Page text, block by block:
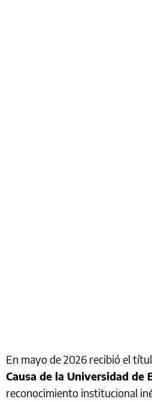
En mayo de 2026 recibió el
Causa de la Universidad de
reconocimiento institucional